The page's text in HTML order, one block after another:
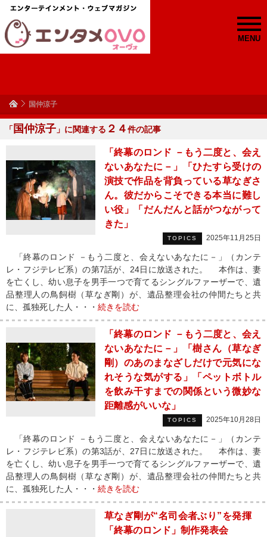
MENU
国仲涼子
「 国仲涼子 」に関連する ２４件の記事
「終幕のロンド －もう二度と、会え
ないあなたに－」「ひたすら受けの
演技で作品を背負っている草なぎさ
ん。彼だからこそできる本当に難し
い役」「だんだんと話がつながって
きた」
TOPICS 2025年11月25日
「終幕のロンド －もう二度と、会えないあなたに－」（カンテ
レ・フジテレビ系）の第7話が、24日に放送された。 本作は、妻
を亡くし、幼い息子を男手一つで育てるシングルファーザーで、遺
品整理人の鳥飼樹（草なぎ剛）が、遺品整理会社の仲間たちと共
に、孤独死した人・・・ 続きを読む
「終幕のロンド －もう二度と、会え
ないあなたに－」「樹さん（草なぎ
剛）のあのまなざしだけで元気にな
れそうな気がする」「ペットボトル
を飲み干すまでの関係という微妙な
距離感がいいな」
TOPICS 2025年10月28日
「終幕のロンド －もう二度と、会えないあなたに－」（カンテ
レ・フジテレビ系）の第3話が、27日に放送された。 本作は、妻
を亡くし、幼い息子を男手一つで育てるシングルファーザーで、遺
品整理人の鳥飼樹（草なぎ剛）が、遺品整理会社の仲間たちと共
に、孤独死した人・・・ 続きを読む
草なぎ剛が“名司会者ぶり”を発揮
「終幕のロンド」制作発表会